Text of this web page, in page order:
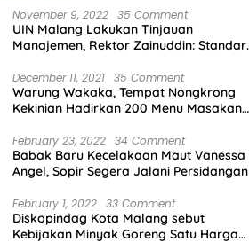
November 9, 2022 35 Comment
UIN Malang Lakukan Tinjauan
Manajemen, Rektor Zainuddin: Standar
December 11, 2021 35 Comment
Warung Wakaka, Tempat Nongkrong
Kekinian Hadirkan 200 Menu Masakan
February 23, 2022 34 Comment
Babak Baru Kecelakaan Maut Vanessa
Angel, Sopir Segera Jalani Persidangan
February 1, 2022 33 Comment
Diskopindag Kota Malang sebut
Kebijakan Minyak Goreng Satu Harga